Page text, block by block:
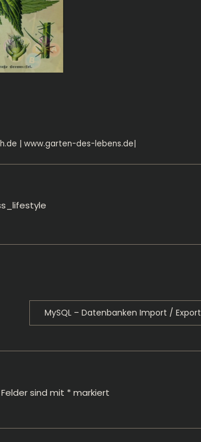
| www.garten-des-lebens.de|
MySQL – Datenbanken Import / Export
sind mit *markiert